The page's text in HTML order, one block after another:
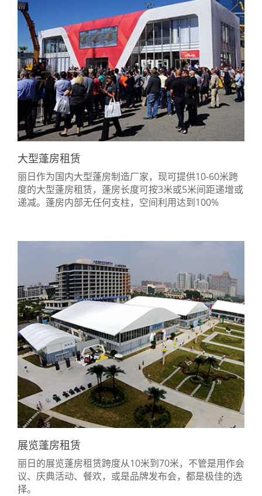
大型蓬房租赁
丽日作为国内大型蓬房制造厂家，现可提供10-60米跨
度的大型蓬房租赁，蓬房长度可按3米或5米间距递增或
递减。蓬房内部无任何支柱，空间利用达到100%
展览蓬房租赁
丽日的展览蓬房租赁跨度从10米到70米，不管是用作会
议、庆典活动、餐欢，或是品牌发布会，都是极佳的选
择。